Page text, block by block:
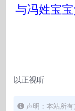
与冯姓宝
以正视听
声明：本站所